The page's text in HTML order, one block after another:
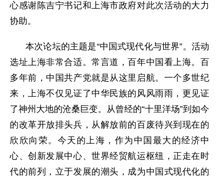
心感谢陈吉宁书记和上海市政府对此次活动的大力
协助。
本次论坛的主题是“中国式现代化与世界”。活动
选址上海非常合适。常言道，百年中国看上海。百
多年前，中国共产党就是从这里启航。一个多世纪
来，上海不仅见证了中华民族的风风雨雨，更见证
了神州大地的沧桑巨变。从曾经的“十里洋场”到如今
的改革开放排头兵，从解放前的百废待兴到现在的
欣欣向荣。今天的上海，作为中国最大的经济中
心、创新发展中心、世界经贸航运枢纽，正走在时
代的前列，立于发展的潮头，成为中国式现代化的